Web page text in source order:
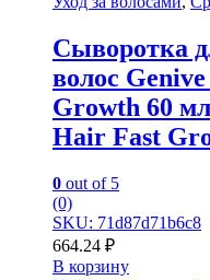
Сыворотка
волос
Growth 60
Hair Fast
0 out of 5
(0)
SKU: 71d87d71b6c8
664.24 ₽
В корзину